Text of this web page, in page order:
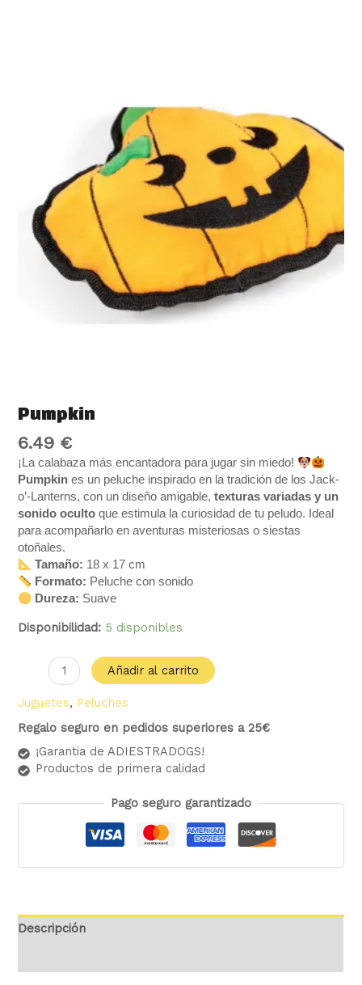
Pumpkin
6.49 €
¡La calabaza más encantadora para jugar sin miedo!
Pumpkin es un peluche inspirado en la tradición de los Jack-
o’-Lanterns, con un diseño amigable,texturas variadas y un
sonido oculto que estimula la curiosidad de tu peludo. Ideal
para acompañarlo en aventuras misteriosas o siestas
otoñales.
Tamaño: 18 x 17 cm
Formato: Peluche con sonido
Dureza: Suave
Disponibilidad: 5 disponibles
Añadir al carrito
Juguetes, Peluches
Regalo seguro en pedidos superiores a 25€
¡Garantia de ADIESTRADOGS!
Productos de primera calidad
Pago seguro garantizado
Descripción